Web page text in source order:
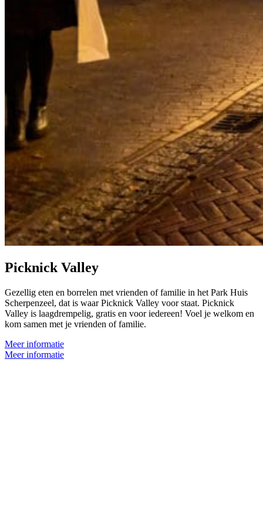
Picknick Valley
Gezellig eten en borrelen met vrienden of familie in het Park Huis
Scherpenzeel, dat is waar Picknick Valley voor staat. Picknick
Valley is laagdrempelig, gratis en voor iedereen! Voel je welkom en
kom samen met je vrienden of familie.
Meer informatie
Meer informatie